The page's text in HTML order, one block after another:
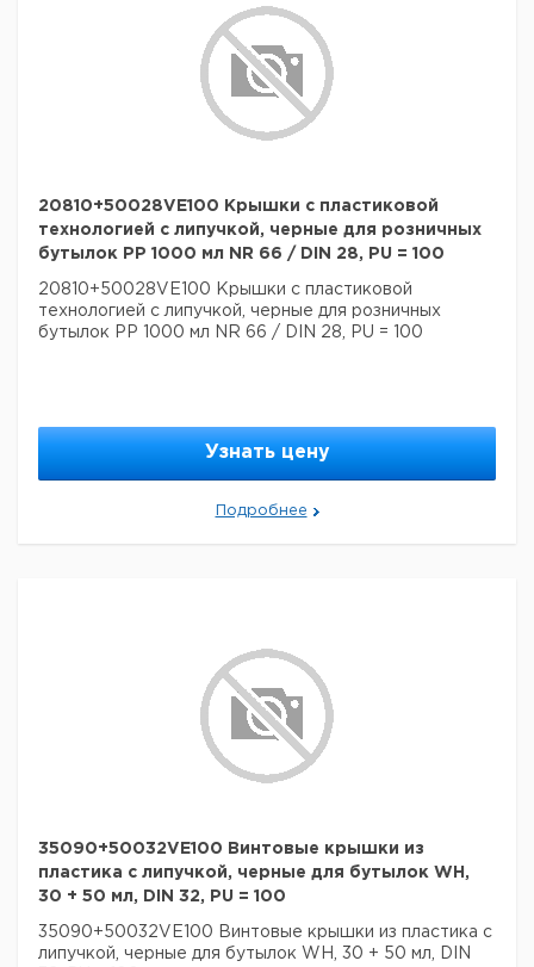
20810+50028VE100 Крышки с пластиковой
технологией с липучкой, черные для розничных
бутылок PP 1000 мл NR 66 / DIN 28, PU = 100
20810+50028VE100 Крышки с пластиковой
технологией с липучкой, черные для розничных
бутылок PP 1000 мл NR 66 / DIN 28, PU = 100
Узнать цену
Подробнее
35090+50032VE100 Винтовые крышки из
пластика с липучкой, черные для бутылок WH,
30 + 50 мл, DIN 32, PU = 100
35090+50032VE100 Винтовые крышки из пластика с
липучкой, черные для бутылок WH, 30 + 50 мл, DIN